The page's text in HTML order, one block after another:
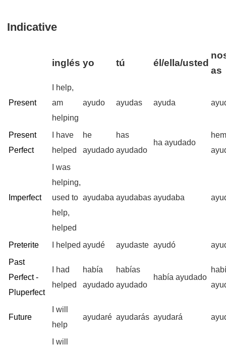
Indicative
inglés yo tú él/ella/usted
as
Present
I help,
am
helping
ayudo ayudas ayuda
Present
Perfect
I have
helped
he
ayudado
has
ayudado
ha ayudado
Imperfect
I was
helping,
used to
help,
helped
ayudaba ayudabas ayudaba
Preterite I helped ayudé ayudaste ayudó
Past
Perfect -
Pluperfect
I had
helped
había
ayudado
habías
ayudado
había ayudado
Future
I will
help
ayudaré ayudarás ayudará
I will